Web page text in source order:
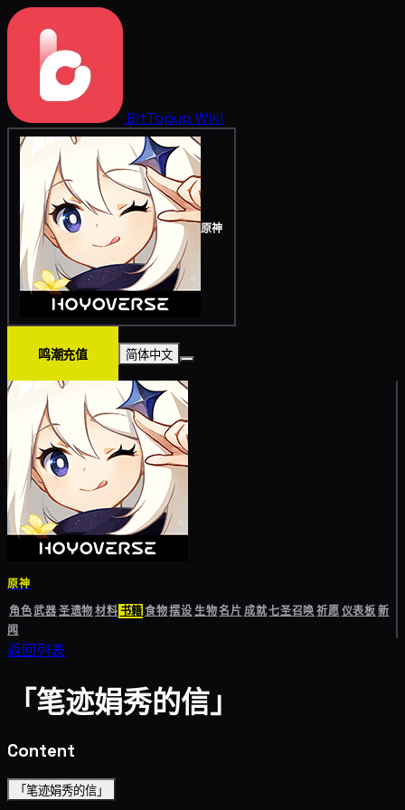
BitTopup Wiki
原神
鸣潮充值 简体中文
原神
角色武器圣遗物材料书籍食物摆设生物名片成就七圣召唤祈愿仪表板新
闻
返回列表
「笔迹娟秀的信」
Content
「笔迹娟秀的信」